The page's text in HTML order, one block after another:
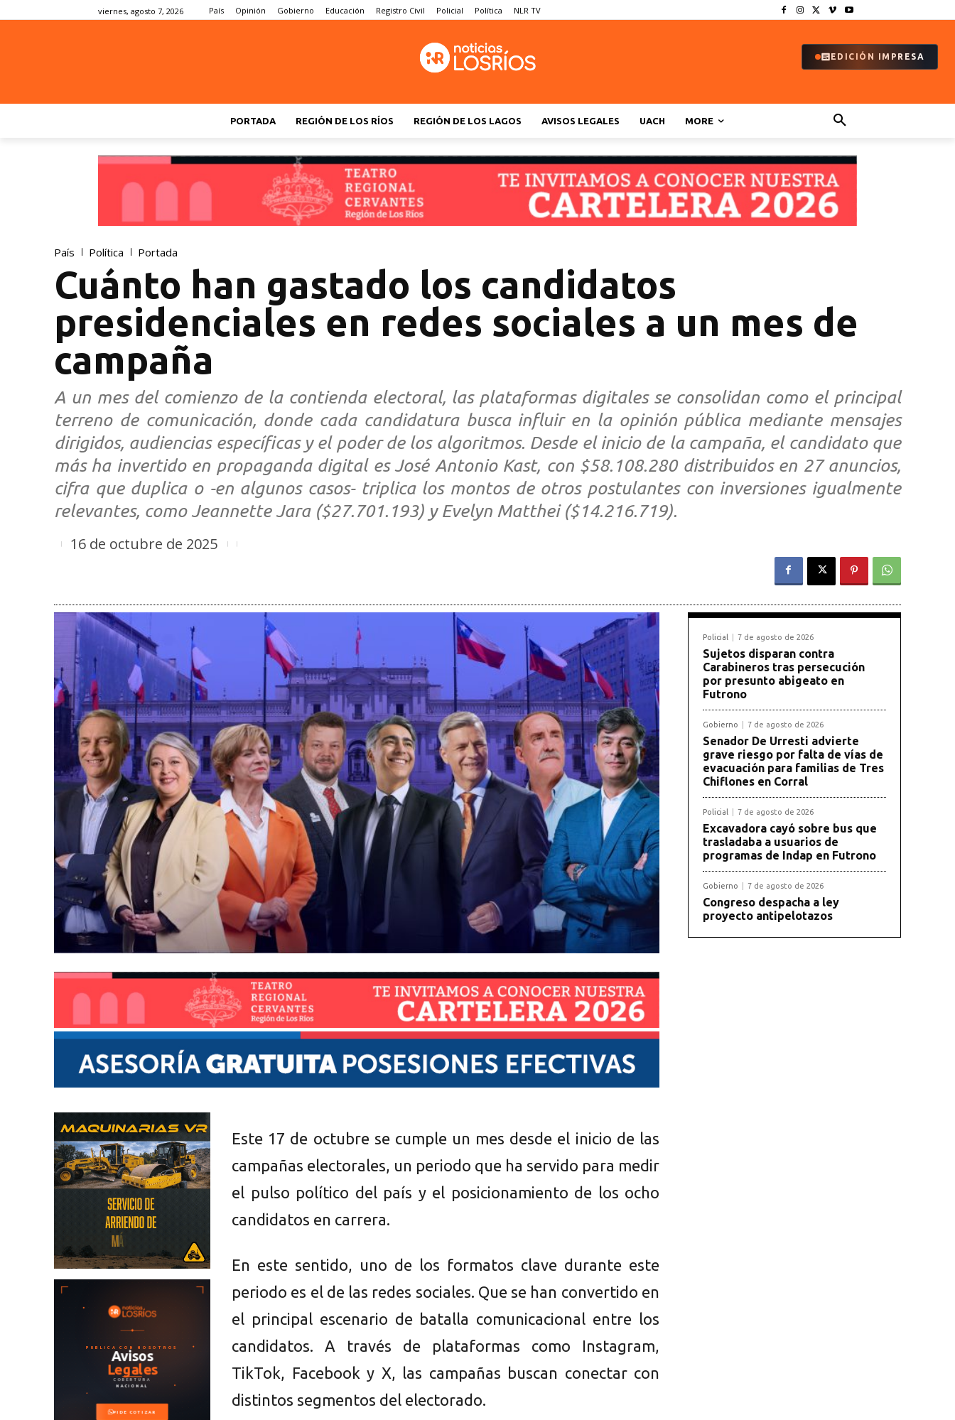
viernes, agosto 7, 2026 País Opinión Gobierno Educación Registro Civil Policial Política NLR TV
EDICIÓN IMPRESA
PORTADA REGIÓN DE LOS RÍOS REGIÓN DE LOS LAGOS AVISOS LEGALES UACH MORE
País Política Portada
Cuánto han gastado los candidatos
presidenciales en redes sociales a un mes de
campaña
A un mes del comienzo de la contienda electoral, las plataformas digitales se consolidan como el principal
terreno de comunicación, donde cada candidatura busca influir en la opinión pública mediante mensajes
dirigidos, audiencias específicas y el poder de los algoritmos. Desde el inicio de la campaña, el candidato que
más ha invertido en propaganda digital es José Antonio Kast, con $58.108.280 distribuidos en 27 anuncios,
cifra que duplica o -en algunos casos- triplica los montos de otros postulantes con inversiones igualmente
relevantes, como Jeannette Jara ($27.701.193) y Evelyn Matthei ($14.216.719).
16 de octubre de 2025
Este 17 de octubre se cumple un mes desde el inicio de las
campañas electorales, un periodo que ha servido para medir
el pulso político del país y el posicionamiento de los ocho
candidatos en carrera.
En este sentido, uno de los formatos clave durante este
periodo es el de las redes sociales. Que se han convertido en
el principal escenario de batalla comunicacional entre los
candidatos. A través de plataformas como Instagram,
TikTok, Facebook y X, las campañas buscan conectar con
distintos segmentos del electorado.
Policial 7 de agosto de 2026
Sujetos disparan contra
Carabineros tras persecución
por presunto abigeato en
Futrono
Gobierno 7 de agosto de 2026
Senador De Urresti advierte
grave riesgo por falta de vías de
evacuación para familias de Tres
Chiflones en Corral
Policial 7 de agosto de 2026
Excavadora cayó sobre bus que
trasladaba a usuarios de
programas de Indap en Futrono
Gobierno 7 de agosto de 2026
Congreso despacha a ley
proyecto antipelotazos